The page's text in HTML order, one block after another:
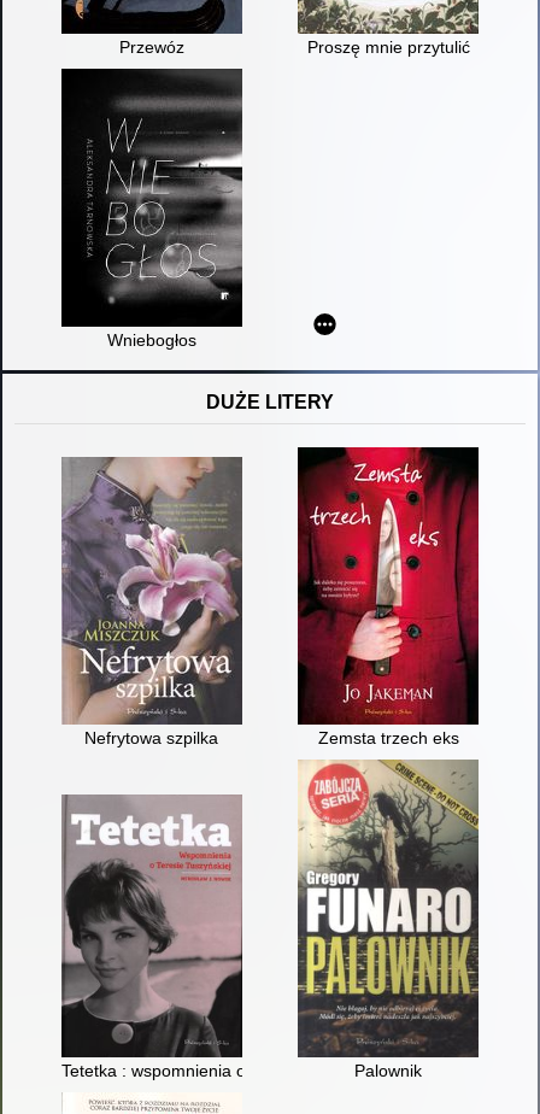
Przewóz Proszę mnie przytulić
Wniebogłos
DUŻE LITERY
Nefrytowa szpilka Zemsta trzech eks
Tetetka : wspomnienia o Teresie Tuszyńskiej
Palownik